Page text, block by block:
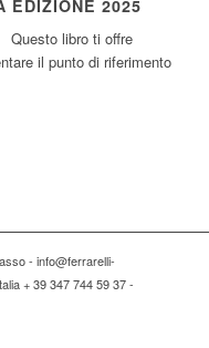
EDIZIONE 2025
Questo libro ti offre
il punto di riferimento
- info@ferrarelli-
+ 39 347 744 59 37 -